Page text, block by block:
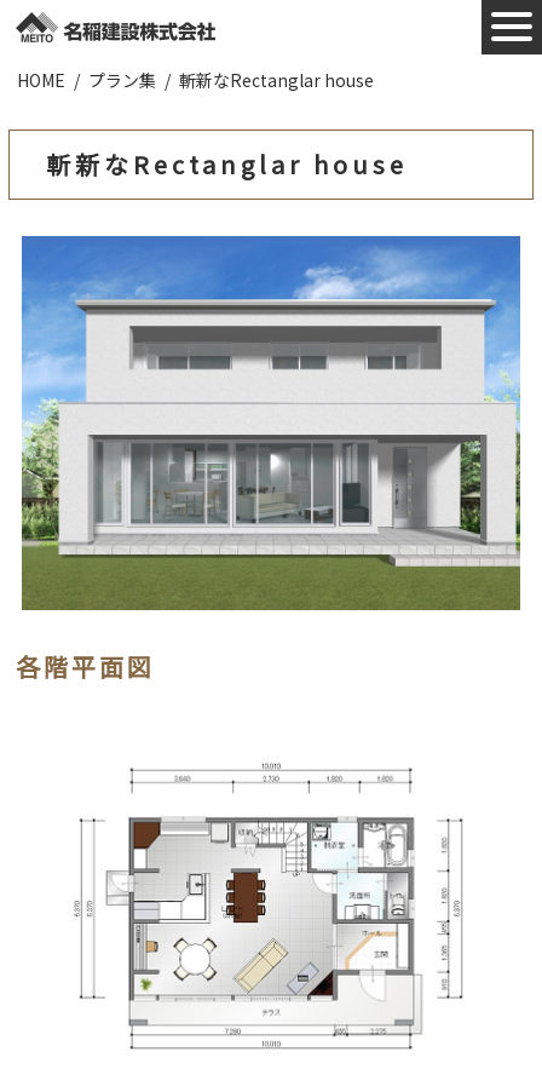
お知らせ
業者様へ
ZEHについて
採用情報
お問合わせ
HOME プラン集 斬新なRectanglar house
斬新なRectanglar house
各階平面図